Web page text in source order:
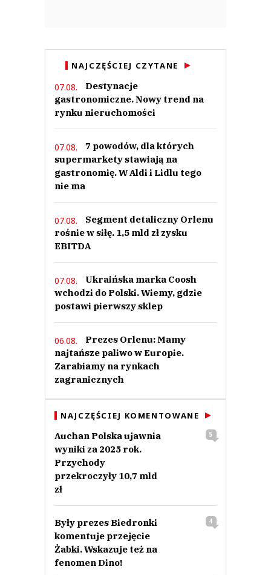
NAJCZĘŚCIEJ CZYTANE
07.08.
Destynacje
gastronomiczne. Nowy trend na
rynku nieruchomości
07.08.
7 powodów, dla których
supermarkety stawiają na
gastronomię. W Aldi i Lidlu tego
nie ma
07.08.
Segment detaliczny Orlenu
rośnie w siłę. 1,5 mld zł zysku
EBITDA
07.08.
Ukraińska marka Coosh
wchodzi do Polski. Wiemy, gdzie
postawi pierwszy sklep
06.08.
Prezes Orlenu: Mamy
najtańsze paliwo w Europie.
Zarabiamy na rynkach
zagranicznych
NAJCZĘŚCIEJ KOMENTOWANE
Auchan Polska ujawnia
wyniki za 2025 rok.
Przychody
przekroczyły 10,7 mld
zł
5
Były prezes Biedronki
komentuje przejęcie
Żabki. Wskazuje też na
fenomen Dino!
4